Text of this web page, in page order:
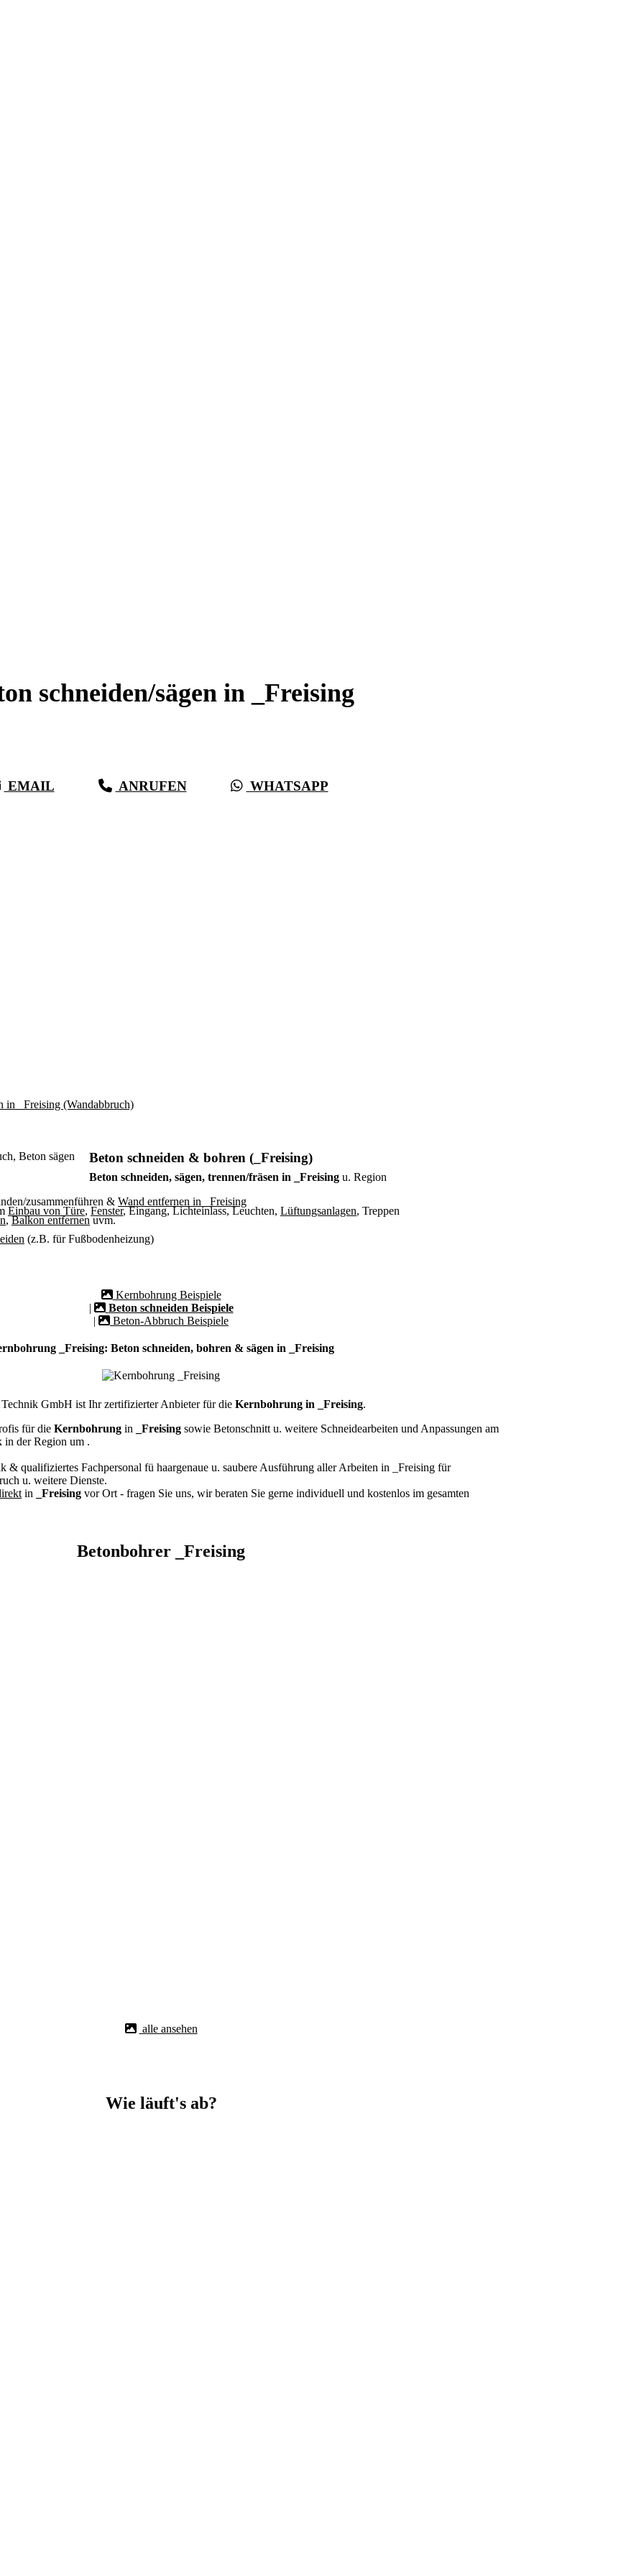
schneiden/sägen in _Freising
EMAIL ANRUFEN WHATSAPP
Beton schneiden & bohren (_Freising)
Beton schneiden, sägen, trennen/fräsen in _Freising u. Region
zusammenführen & Wand entfernen in _Freising
Einbau von Türe, Fenster, Eingang, Lichteinlass, Leuchten, Lüftungsanlagen, Treppen
,Balkon entfernenuvm.
(z.B. für Fußbodenheizung)
Kernbohrung Beispiele
|
Beton schneiden Beispiele
|
Beton-Abbruch Beispiele
_Freising: Beton schneiden, bohren & sägen in _Freising
GmbH ist Ihr zertifizierter Anbieter für die Kernbohrung in _Freising.
für die Kernbohrung in _Freising sowie Betonschnitt u. weitere Schneidearbeiten und Anpassungen am
in der Region um .
& qualifiziertes Fachpersonal fü haargenaue u. saubere Ausführung aller Arbeiten in _Freising für
u. weitere Dienste.
in _Freising vor Ort - fragen Sie uns, wir beraten Sie gerne individuell und kostenlos im gesamten
Betonbohrer _Freising
alle ansehen
Wie läuft's ab?